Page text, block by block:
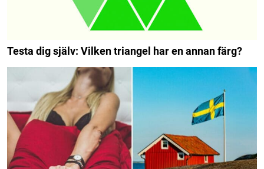
Testa dig själv: Vilken triangel har en annan färg?